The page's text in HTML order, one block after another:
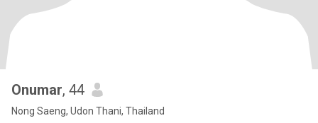
Onumar, 44
Nong Saeng, Udon Thani, Thailand